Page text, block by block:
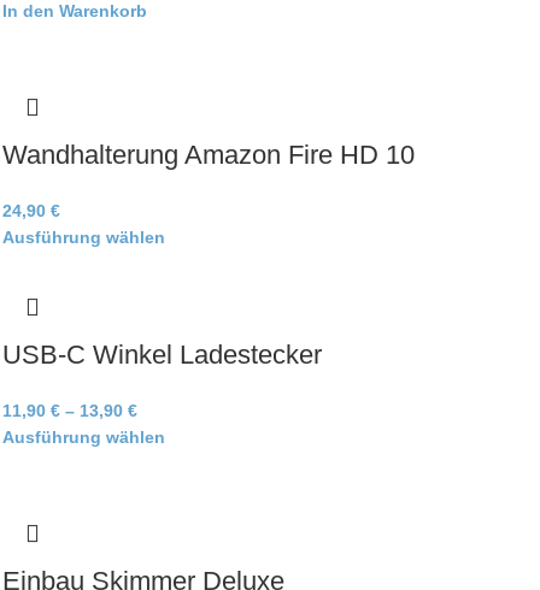
In den Warenkorb
Wandhalterung Amazon Fire HD 10
24,90 €
Ausführung wählen
USB-C Winkel Ladestecker
11,90 € – 13,90 €
Ausführung wählen
Einbau Skimmer Deluxe